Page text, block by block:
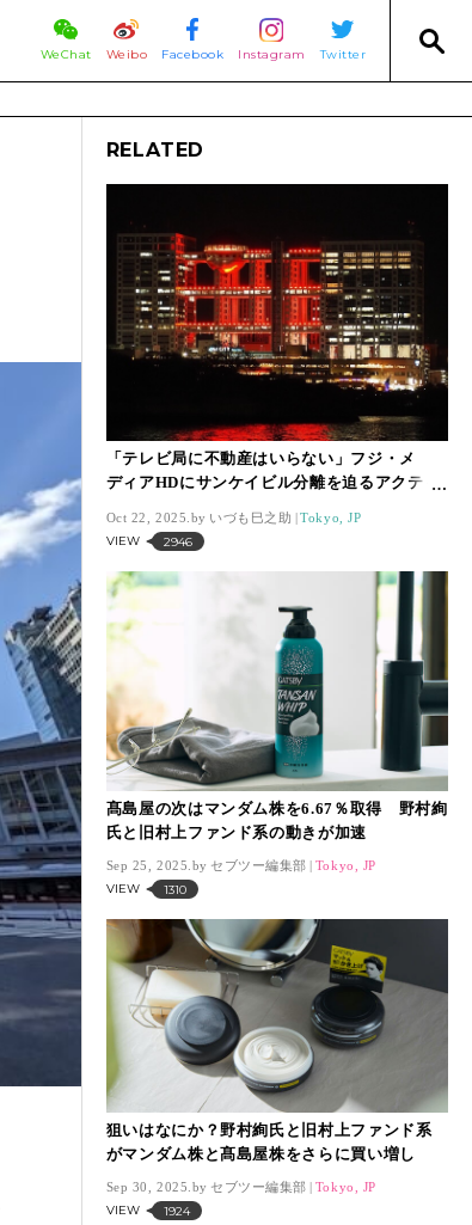
WeChat Weibo Facebook Instagram Twitter
RELATED
「テレビ局に不動産はいらない」フジ・メ
ディアHDにサンケイビル分離を迫るアクティ
Oct 22, 2025. いづも巳之助 Tokyo, JP
VIEW 2946
髙島屋の次はマンダム株を6.67％取得 野村絢
氏と旧村上ファンド系の動きが加速
Sep 25, 2025. セブツー編集部 Tokyo, JP
VIEW 1310
狙いはなにか？野村絢氏と旧村上ファンド系
がマンダム株と髙島屋株をさらに買い増し
Sep 30, 2025. セブツー編集部 Tokyo, JP
VIEW 1924